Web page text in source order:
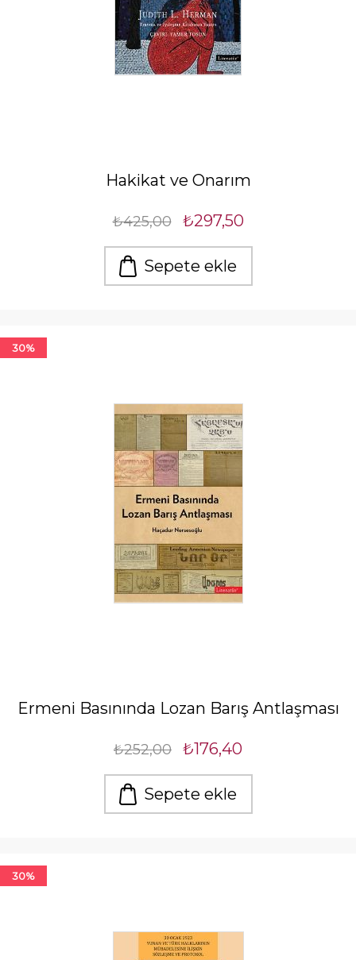
Hakikat ve Onarım
₺425,00 ₺297,50
Sepete ekle
30%
Ermeni Basınında Lozan Barış Antlaşması
₺252,00 ₺176,40
Sepete ekle
30%